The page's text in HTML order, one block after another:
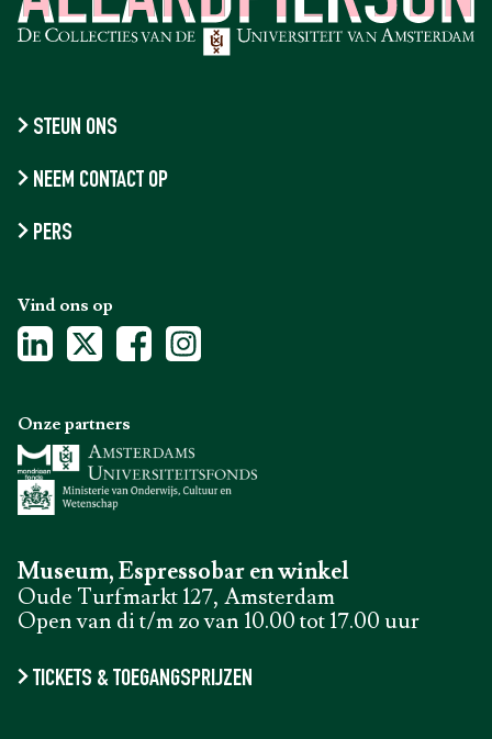
STEUN ONS
NEEM CONTACT OP
PERS
Vind ons op
Museum, Espressobar en winkel
Oude Turfmarkt 127, Amsterdam
Open van di t/m zo van 10.00 tot 17.00 uur
TICKETS & TOEGANGSPRIJZEN
Onze partners